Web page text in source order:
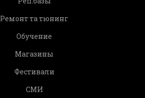
Ремонт та тюнинг
Обучение
Магазины
Фестивали
СМИ